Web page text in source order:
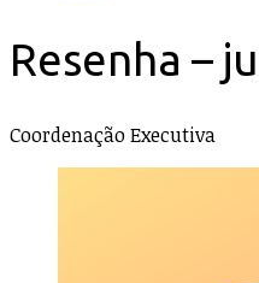
Resenha –
Coordenação Executiva